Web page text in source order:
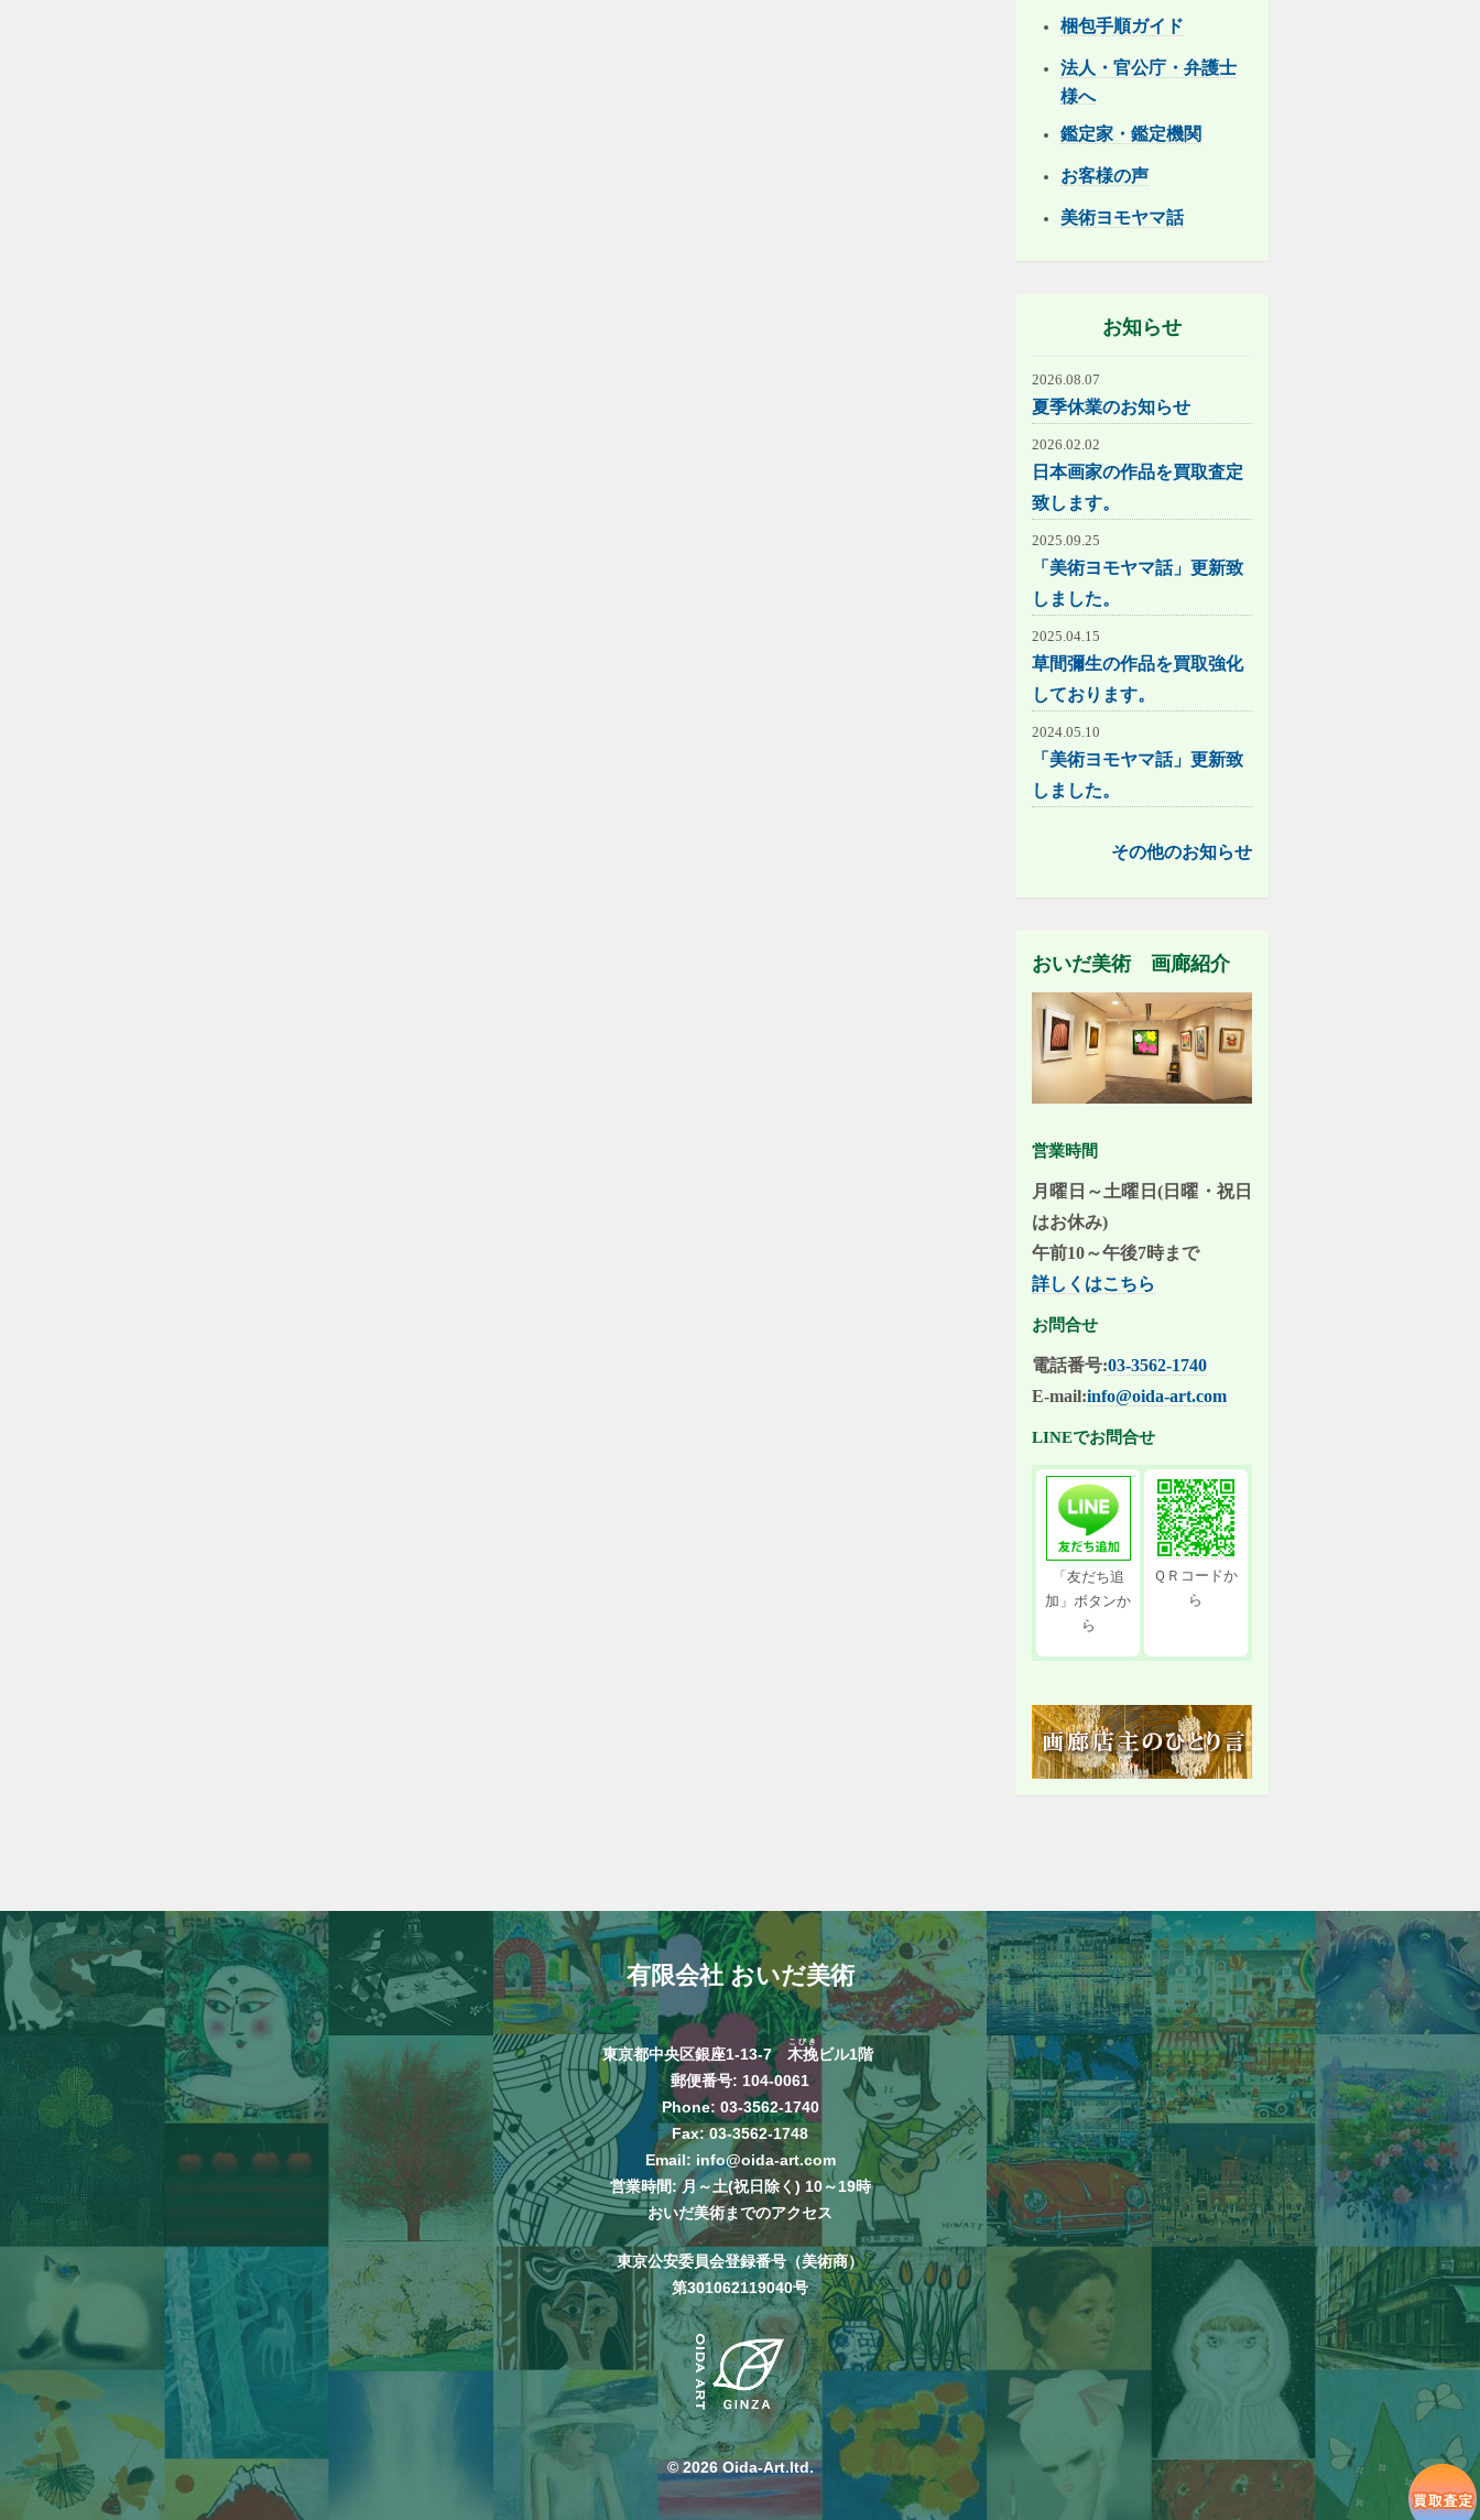
梱包手順ガイド
法人・官公庁・弁護士
様へ
鑑定家・鑑定機関
お客様の声
美術ヨモヤマ話
お知らせ
2026.08.07
夏季休業のお知らせ
2026.02.02
日本画家の作品を買取査定
致します。
2025.09.25
「美術ヨモヤマ話」更新致
しました。
2025.04.15
草間彌生の作品を買取強化
しております。
2024.05.10
「美術ヨモヤマ話」更新致
しました。
その他のお知らせ
おいだ美術 画廊紹介
営業時間
月曜日～土曜日(日曜・祝日
はお休み)
午前10～午後7時まで
詳しくはこちら
お問合せ
電話番号:03-3562-1740
E-mail:info@oida-art.com
LINEでお問合せ
「友だち追
加」ボタンか
ら
ＱＲコードか
ら
有限会社 おいだ美術
東京都中央区銀座1-13-7 木挽
こびき
ビル1階
郵便番号: 104-0061
Phone: 03-3562-1740
Fax: 03-3562-1748
Email: info@oida-art.com
営業時間: 月～土(祝日除く) 10～19時
おいだ美術までのアクセス
東京公安委員会登録番号（美術商）
第301062119040号
© 2026 Oida-Art.ltd.